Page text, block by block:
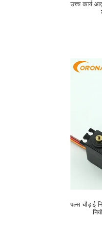
उच्च कार्य
पल्स चौड़ाई